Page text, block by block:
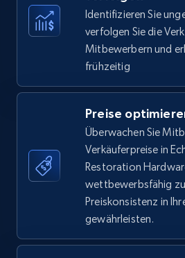
Walmart - products
URL, Final price, Sku, Currency,
Specifications, Image urls, Top
more.
875+
Walmart - products - Find
using specific category URL
URL, Final price, Sku, Currency,
Identifizieren Sie
verfolgen Sie die
Mitbewerbern und
frühzeitig
Preise
Überwachen Sie
Verkäuferpreise in
Restoration
wettbewerbsfähig
Preiskonsistenz in
gewährleisten.